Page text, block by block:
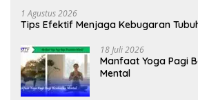
1 Agustus 2026
Tips Efektif Menjaga Kebugaran
18 Juli 2026
Manfaat Yoga Pagi
Mental